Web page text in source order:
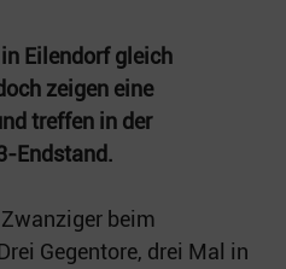
Eilendorf gleich
zeigen eine
treffen in der
Endstand.
beim
Gegentore, drei Mal in